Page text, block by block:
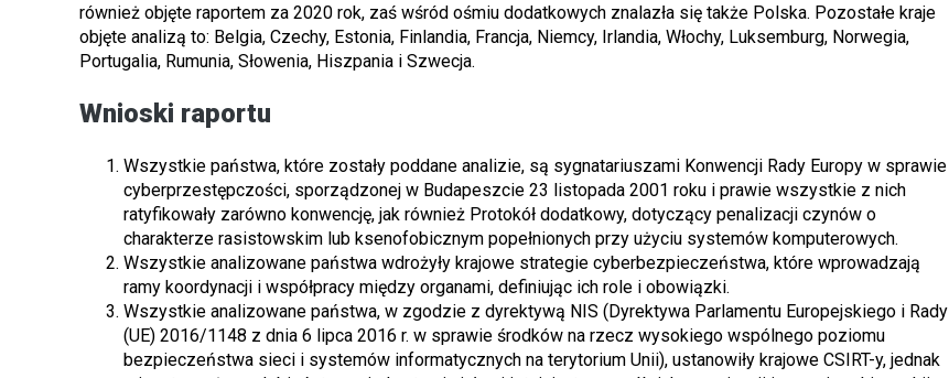
również objęte raportem za 2020 rok, zaś wśród ośmiu dodatkowych znalazła się także Polska. Pozostałe kraje
objęte analizą to: Belgia, Czechy, Estonia, Finlandia, Francja, Niemcy, Irlandia, Włochy, Luksemburg, Norwegia,
Portugalia, Rumunia, Słowenia, Hiszpania i Szwecja.
Wnioski raportu
Wszystkie państwa, które zostały poddane analizie, są sygnatariuszami Konwencji Rady Europy w sprawie
cyberprzestępczości, sporządzonej w Budapeszcie 23 listopada 2001 roku i prawie wszystkie z nich
ratyfikowały zarówno konwencję, jak również Protokół dodatkowy, dotyczący penalizacji czynów o
charakterze rasistowskim lub ksenofobicznym popełnionych przy użyciu systemów komputerowych.
Wszystkie analizowane państwa wdrożyły krajowe strategie cyberbezpieczeństwa, które wprowadzają
ramy koordynacji i współpracy między organami, definiując ich role i obowiązki.
Wszystkie analizowane państwa, w zgodzie z dyrektywą NIS (Dyrektywa Parlamentu Europejskiego i Rady
(UE) 2016/1148 z dnia 6 lipca 2016 r. w sprawie środków na rzecz wysokiego wspólnego poziomu
bezpieczeństwa sieci i systemów informatycznych na terytorium Unii), ustanowiły krajowe CSIRT-y, jednak